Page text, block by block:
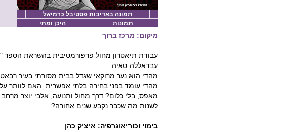
תמונה באדיבות פסטיבל כרמיאל
תמונות
היכן ומתי
מיקום: מרכז ברוך
עבודת תיאטרון מחול פרפורמטיבית בהשראת הספר
עבדאללה טאיה.
מהדי עומד בפני בחירה בלתי אפשרית: האם לוותר
מאפס, בלי כלום? דרך מחול ותנועה, אלבּי יוצר מרחב
לשנות מה שכבר נקבע שנים אחורה?
בימוי וכוריאוגרפיה: איציק כהן